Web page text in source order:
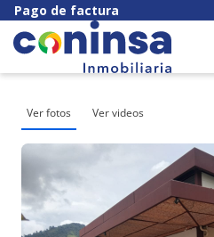
Pago de factura
Ver fotos Ver videos